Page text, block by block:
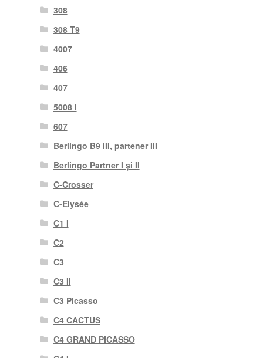
308
308 T9
4007
406
407
5008 I
607
Berlingo B9 III, partener III
Berlingo Partner I și II
C-Crosser
C-Elysée
C1 I
C2
C3
C3 II
C3 Picasso
C4 CACTUS
C4 GRAND PICASSO